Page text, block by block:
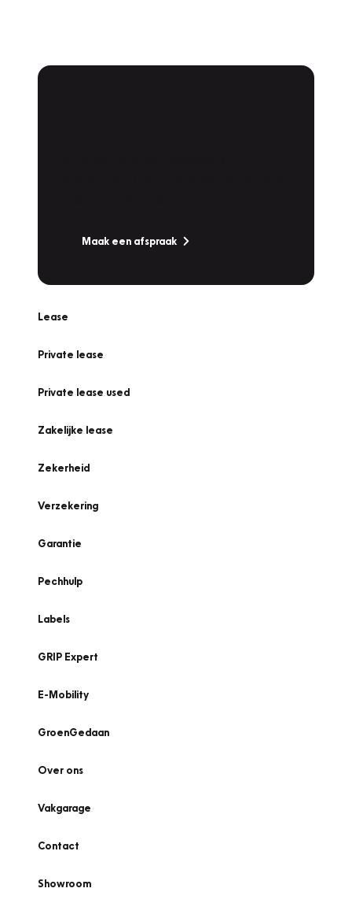
Maak een afspraak
Lease
Private lease
Private lease used
Zakelijke lease
Zekerheid
Verzekering
Garantie
Pechhulp
Labels
GRIP Expert
E-Mobility
GroenGedaan
Over ons
Vakgarage
Contact
Showroom